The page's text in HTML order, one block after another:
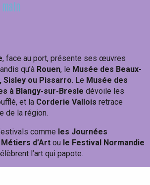
, face au port, présente ses œuvres
qu’à Rouen, le Musée des Beaux-
Sisley ou Pissarro. Le Musée des
à Blangy-sur-Bresle dévoile les
et la Corderie Vallois retrace
de la région.
comme les Journées
d’Art ou le Festival Normandie
l’art qui papote.